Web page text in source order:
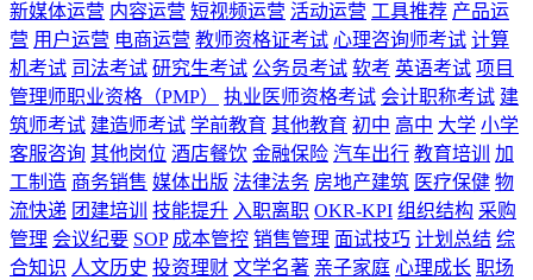
新媒体运营 内容运营 短视频运营 活动运营 工具推荐 产品运
营 用户运营 电商运营 教师资格证考试 心理咨询师考试 计算
机考试 司法考试 研究生考试 公务员考试 软考 英语考试 项目
管理师职业资格（PMP）
执业医师资格考试 会计职称考试 建
筑师考试 建造师考试 学前教育 其他教育 初中 高中 大学 小学
客服咨询 其他岗位 酒店餐饮 金融保险 汽车出行 教育培训
加
工制造 商务销售 媒体出版 法律法务 房地产建筑 医疗保健 物
流快递 团建培训 技能提升 入职离职 OKR-KPI 组织结构 采购
管理 会议纪要 SOP 成本管控 销售管理 面试技巧 计划总结 综
合知识 人文历史 投资理财 文学名著 亲子家庭 心理成长 职场